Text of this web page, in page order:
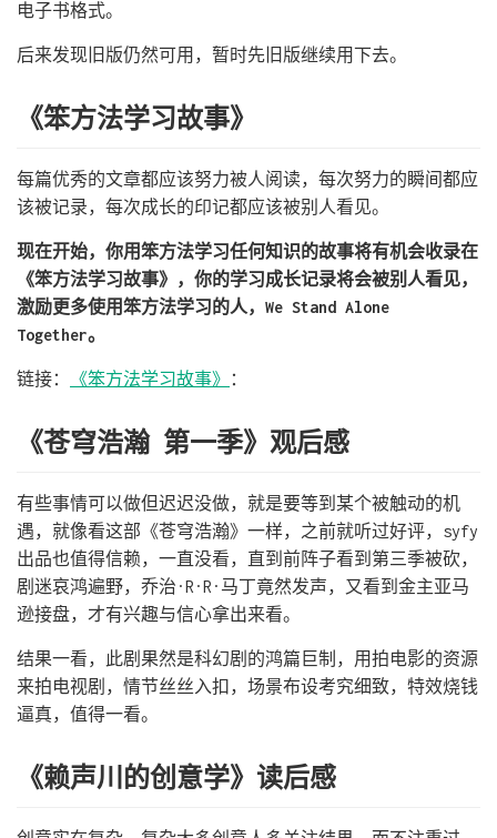
电子书格式。
后来发现旧版仍然可用，暂时先旧版继续用下去。
《笨方法学习故事》
每篇优秀的文章都应该努力被人阅读，每次努力的瞬间都应
该被记录，每次成长的印记都应该被别人看见。
现在开始，你用笨方法学习任何知识的故事将有机会收录在
《笨方法学习故事》，你的学习成长记录将会被别人看见，
激励更多使用笨方法学习的人，We Stand Alone
Together。
链接： 《笨方法学习故事》 ：
《苍穹浩瀚 第一季》观后感
有些事情可以做但迟迟没做，就是要等到某个被触动的机
遇，就像看这部《苍穹浩瀚》一样，之前就听过好评，syfy
出品也值得信赖，一直没看，直到前阵子看到第三季被砍，
剧迷哀鸿遍野，乔治·R·R·马丁竟然发声，又看到金主亚马
逊接盘，才有兴趣与信心拿出来看。
结果一看，此剧果然是科幻剧的鸿篇巨制，用拍电影的资源
来拍电视剧，情节丝丝入扣，场景布设考究细致，特效烧钱
逼真，值得一看。
《赖声川的创意学》读后感